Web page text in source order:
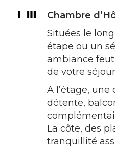
Chambre
Situées le
étape ou un
ambiance
de votre
A l’étage,
détente,
La côte, des
tranquillité